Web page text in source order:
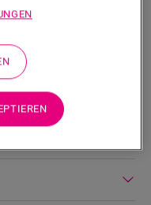
Ecken geeignet. Für
dem Hydrostrip
auch als weiße,